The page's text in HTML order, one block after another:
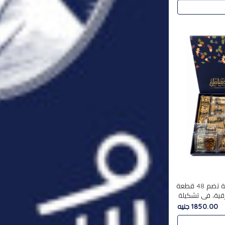
استمتع بتجربة فاخرة مع علبة تضم 48 قطعة
في تشكيلة
1850.00 جنيه